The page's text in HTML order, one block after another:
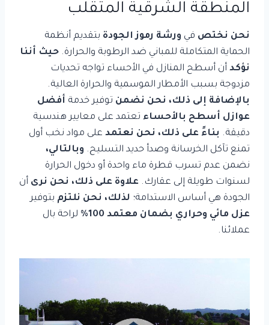
المنطقة الشرقية المتقلب
نحن نختص في ورشة رموز الجودة بتقديم أنظمة
الحماية المتكاملة للمباني ضد الرطوبة والحرارة. حيث أننا
نؤكد أن أسطح المنازل في الأحساء تواجه تحديات
مزدوجة بسبب الأمطار الموسمية والحرارة العالية.
بالإضافة إلى ذلك، نحن نضمن توفير خدمة أفضل
عوازل أسطح بالأحساء تعتمد على معايير هندسية
دقيقة. بناءً على ذلك، نحن نعتمد على مواد نخب أول
تمنع تآكل الخرسانة وصدأ حديد التسليح. وبالتالي،
نضمن عدم تسرب قطرة ماء واحدة أو دخول الحرارة
لسنوات طويلة إلى عقارك. علاوة على ذلك، نحن نرى أن
الجودة هي أساس الاستدامة؛ لذلك، نحن نلتزم بتوفير
عزل مائي وحراري بضمان معتمد 100%
لراحة بال
عملائنا.